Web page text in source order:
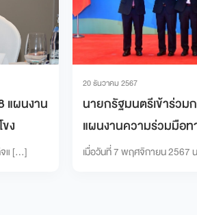
แผนงาน
ง
แ […]
20 ธันวาคม 2567
นายกรัฐมนตรีเข้าร่วม
แผนงานความร่วมมือ
แม่น้ำโขง 6 ประเทศ
เมื่อวันที่ 7 พฤศจิกายน 2567